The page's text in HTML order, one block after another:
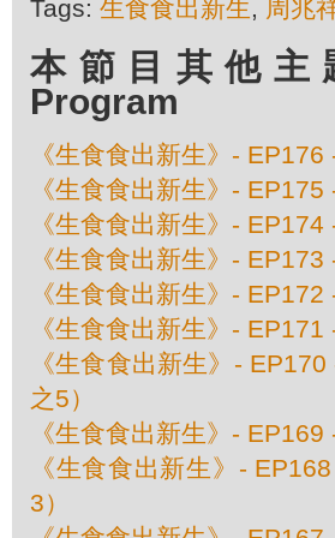
Tags: 生食食出新生, 周兆
本節目其他主
Program
《生食食出新生》-
《生食食出新生》-
《生食食出新生》-
《生食食出新生》-
《生食食出新生》-
《生食食出新生》-
《生食食出新生》-
之5）
《生食食出新生》-
《生食食出新生》-
3）